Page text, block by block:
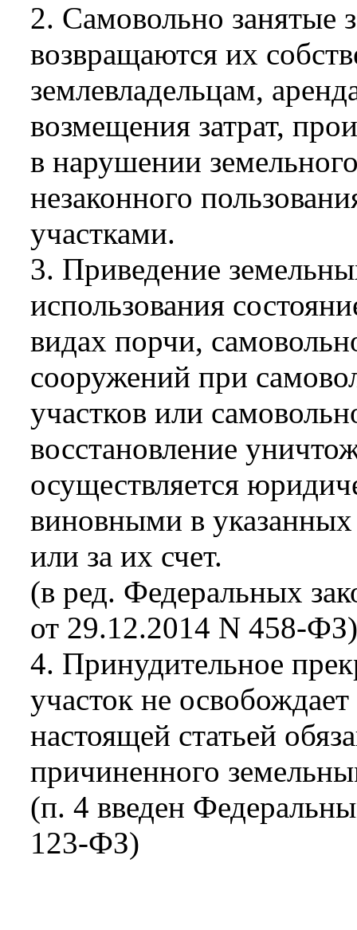
2. Самовольно занятые
возвращаются их
землевладельцам,
возмещения затрат,
в нарушении
незаконного
участками.
3. Приведение
использования
видах порчи,
сооружений при
участков или
восстановление
осуществляется
виновными в
или за их счет.
(в ред. Федеральных
от 29.12.2014 N 458-ФЗ)
4. Принудительное
участок не
настоящей статьей
причиненного
(п. 4 введен
123-ФЗ)